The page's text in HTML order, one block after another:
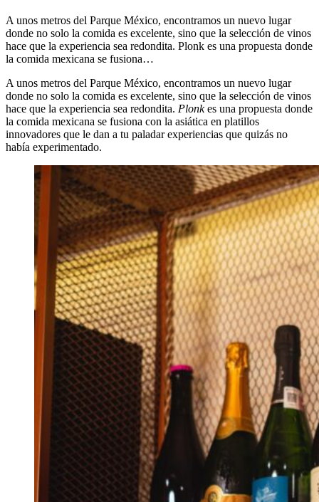
A unos metros del Parque México, encontramos un nuevo lugar
donde no solo la comida es excelente, sino que la selección de vinos
hace que la experiencia sea redondita. Plonk es una propuesta donde
la comida mexicana se fusiona…
A unos metros del Parque México, encontramos un nuevo lugar
donde no solo la comida es excelente, sino que la selección de vinos
hace que la experiencia sea redondita. Plonkes una propuesta donde
la comida mexicana se fusiona con la asiática en platillos
innovadores que le dan a tu paladar experiencias que quizás no
había experimentado.